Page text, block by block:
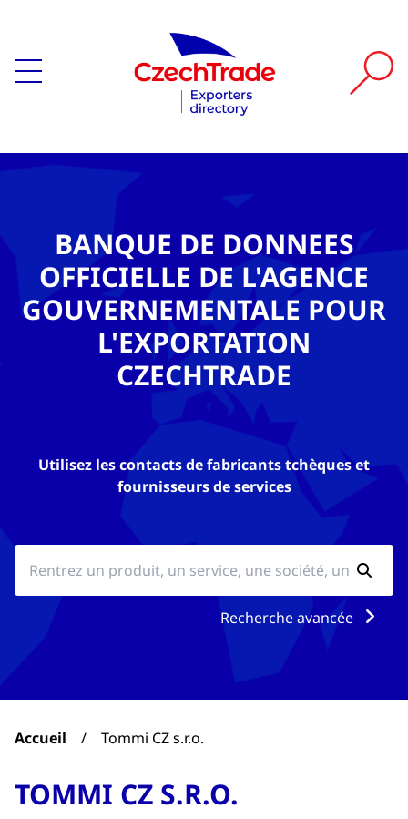
BANQUE DE DONNEES
OFFICIELLE DE L'AGENCE
GOUVERNEMENTALE POUR
L'EXPORTATION
CZECHTRADE
Utilisez les contacts de fabricants tchèques et
fournisseurs de services
Recherche avancée
Accueil / Tommi CZ s.r.o.
TOMMI CZ S.R.O.